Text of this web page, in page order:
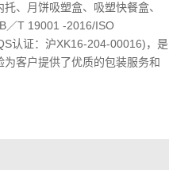
、月饼吸塑盒、吸塑快餐盒、
／T 19001 -2016/ISO
认证：沪XK16-204-00016)，是
为客户提供了优质的包装服务和